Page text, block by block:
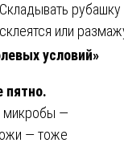
Складывать рубашку
склеятся или
условий»
пятно.
микробы —
— тоже